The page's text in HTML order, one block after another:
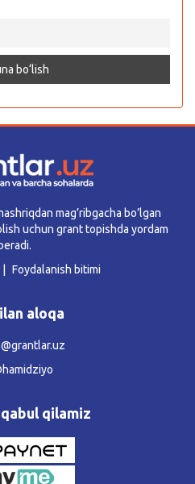
mag’ribgacha bo’lgan
uchun grant topishda yordam
beradi.
Foydalanish bitimi
aloqa
qilamiz